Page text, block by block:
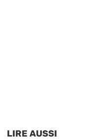
LIRE AUSSI